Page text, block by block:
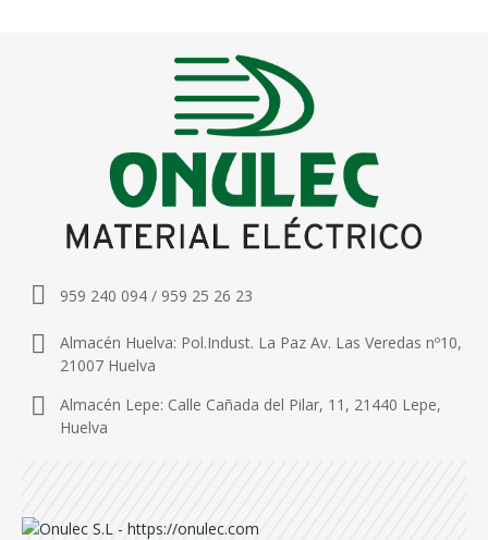
959 240 094 / 959 25 26 23
Almacén Huelva: Pol.Indust. La Paz Av. Las Veredas nº10,
21007 Huelva
Almacén Lepe: Calle Cañada del Pilar, 11, 21440 Lepe,
Huelva